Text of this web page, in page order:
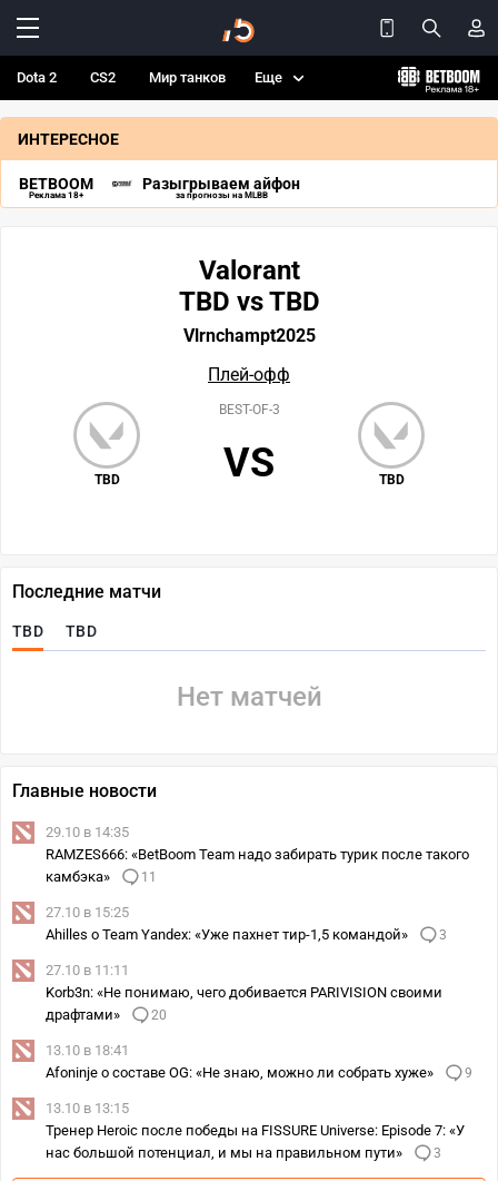
Dota 2 CS2 Мир танков Еще
ИНТЕРЕСНОЕ
BETBOOM
Реклама 18+
Разыгрываем айфон
за прогнозы на MLBB
Valorant
TBD vs TBD
Vlrnchampt2025
Плей-офф
TBD TBD
BEST-OF-3
VS
Последние матчи
TBD TBD
Нет матчей
Главные новости
29.10 в 14:35
RAMZES666: «BetBoom Team надо забирать турик после такого
камбэка»
11
27.10 в 15:25
Ahilles о Team Yandex: «Уже пахнет тир-1,5 командой»
3
27.10 в 11:11
Korb3n: «Не понимаю, чего добивается PARIVISION своими
драфтами»
20
13.10 в 18:41
Afoninje о составе OG: «Не знаю, можно ли собрать хуже»
9
13.10 в 13:15
Тренер Heroic после победы на FISSURE Universe: Episode 7: «У
нас большой потенциал, и мы на правильном пути»
3